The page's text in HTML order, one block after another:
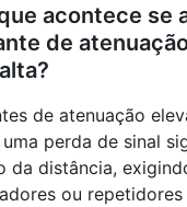
acontece se
de
de atenuação
perda de sinal
da distância,
ou repetidores